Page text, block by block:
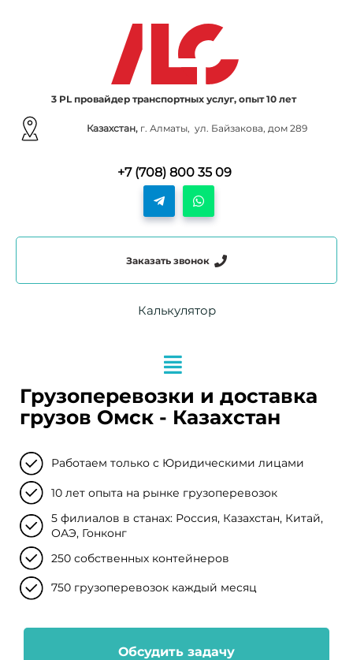
3 PL провайдер транспортных услуг, опыт 10 лет
Казахстан, г. Алматы, ул. Байзакова, дом 289
+7 (708) 800 35 09
Заказать звонок
Калькулятор
Грузоперевозки и доставка
грузов Омск - Казахстан
Работаем только с Юридическими лицами
10 лет опыта на рынке грузоперевозок
5 филиалов в станах: Россия, Казахстан, Китай,
ОАЭ, Гонконг
250 собственных контейнеров
750 грузоперевозок каждый месяц
Обсудить задачу